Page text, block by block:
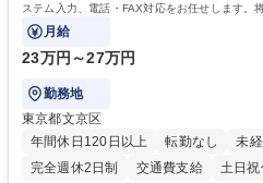
ステム入力、電話・FAX対応をお任せします。
などにも幅広く携わっていただきます。
月給
23万円～27万円
勤務地
東京都文京区
年間休日120日以上
転勤なし 未
完全週休2日制
交通費支給 土日